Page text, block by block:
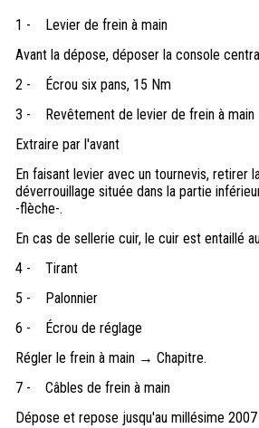
1 -
Levier de frein à main
Avant la dépose, déposer la console
2 -
Écrou six pans, 15 Nm
3 -
Revêtement de levier de frein à main
Extraire par l'avant
En faisant levier avec un tournevis, retirer
déverrouillage située dans la partie
-flèche-.
En cas de sellerie cuir, le cuir est entaillé
4 -
Tirant
5 -
Palonnier
6 -
Écrou de réglage
Régler le frein à main → Chapitre.
7 -
Câbles de frein à main
Dépose et repose jusqu'au millésime